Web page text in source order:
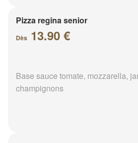
Pizza regina senior
Dès 13.90 €
Base sauce tomate, mozzarella,
champignons